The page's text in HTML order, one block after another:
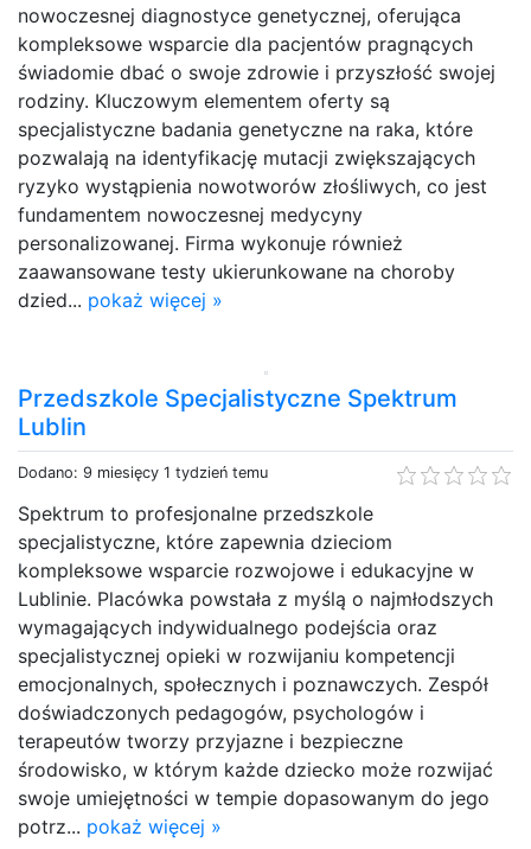
nowoczesnej diagnostyce genetycznej, oferująca
kompleksowe wsparcie dla pacjentów pragnących
świadomie dbać o swoje zdrowie i przyszłość swojej
rodziny. Kluczowym elementem oferty są
specjalistyczne badania genetyczne na raka, które
pozwalają na identyfikację mutacji zwiększających
ryzyko wystąpienia nowotworów złośliwych, co jest
fundamentem nowoczesnej medycyny
personalizowanej. Firma wykonuje również
zaawansowane testy ukierunkowane na choroby
dzied... pokaż więcej »
Przedszkole Specjalistyczne Spektrum
Lublin
Dodano: 9 miesięcy 1 tydzień temu
Spektrum to profesjonalne przedszkole
specjalistyczne, które zapewnia dzieciom
kompleksowe wsparcie rozwojowe i edukacyjne w
Lublinie. Placówka powstała z myślą o najmłodszych
wymagających indywidualnego podejścia oraz
specjalistycznej opieki w rozwijaniu kompetencji
emocjonalnych, społecznych i poznawczych. Zespół
doświadczonych pedagogów, psychologów i
terapeutów tworzy przyjazne i bezpieczne
środowisko, w którym każde dziecko może rozwijać
swoje umiejętności w tempie dopasowanym do jego
potrz... pokaż więcej »